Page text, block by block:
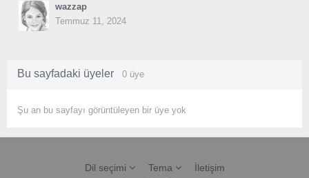
wazzap
Temmuz 11, 2024
Bu sayfadaki üyeler 0 üye
Şu an bu sayfayı görüntüleyen bir üye yok
Dil seçimi Tema İletişim